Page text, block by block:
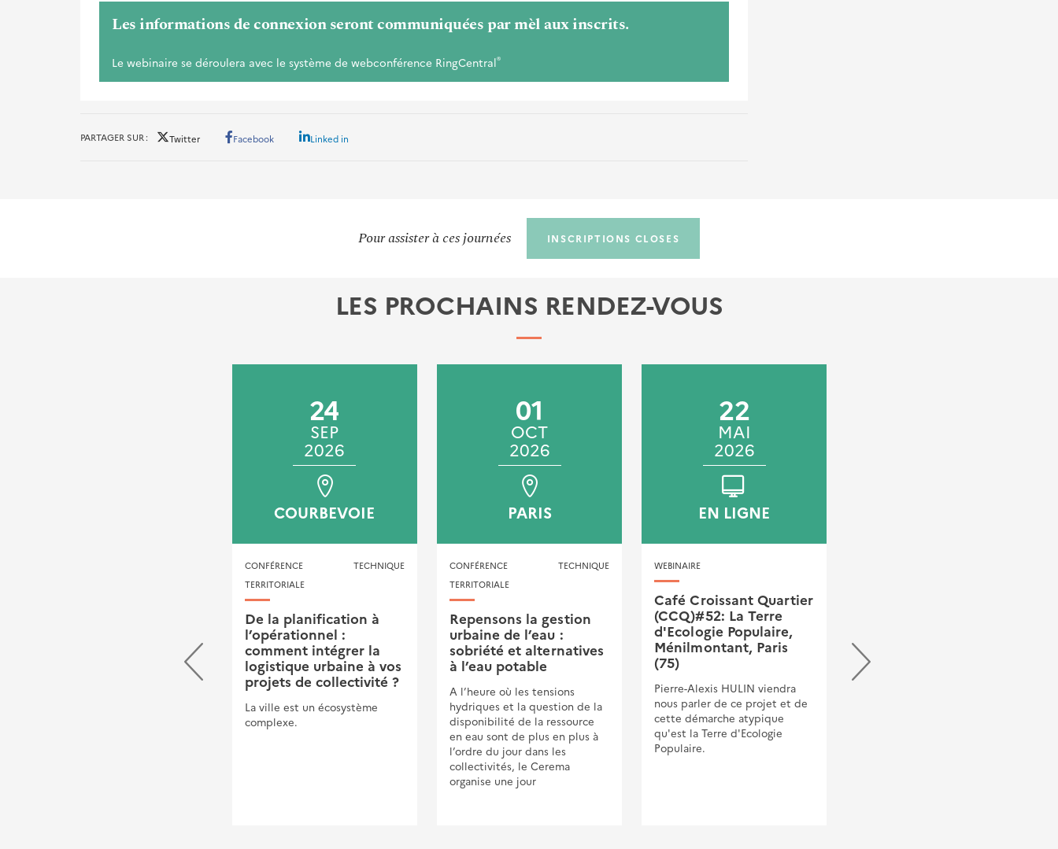
Les informations de connexion seront communiquées par mèl aux inscrits.
Le webinaire se déroulera avec le système de webconférence RingCentral®
PARTAGER SUR Twitter Facebook Linked in
Pour assister à ces journées INSCRIPTIONS CLOSES
LES PROCHAINS RENDEZ-VOUS
comment maîtriser mes
24
SEP
2026
COURBEVOIE
CONFÉRENCE TECHNIQUE
TERRITORIALE
De la planification à
l’opérationnel :
comment intégrer la
logistique urbaine à vos
projets de collectivité ?
La ville est un écosystème
complexe.
01
OCT
2026
PARIS
CONFÉRENCE TECHNIQUE
TERRITORIALE
Repensons la gestion
urbaine de l’eau :
sobriété et alternatives
à l’eau potable
A l’heure où les tensions
hydriques et la question de la
disponibilité de la ressource
en eau sont de plus en plus à
l’ordre du jour dans les
collectivités, le Cerema
organise une jour
22
MAI
2026
EN LIGNE
WEBINAIRE
Café Croissant Quartier
(CCQ)#52: La Terre
d'Ecologie Populaire,
Ménilmontant, Paris
(75)
Pierre-Alexis HULIN viendra
nous parler de ce projet et de
cette démarche atypique
qu'est la Terre d'Ecologie
Populaire.
changement climatique
?